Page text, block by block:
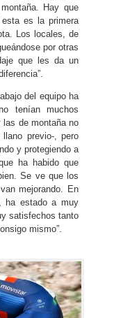
Hay que
esta es la primera
Los locales, de
por otras
que les da un
del equipo ha
tenían muchos
de montaña no
previo-, pero
y protegiendo a
ha habido que
Se ve que los
mejorando. En
ha estado a muy
satisfechos tanto
mismo”.